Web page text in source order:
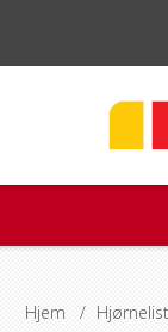
Hjem /